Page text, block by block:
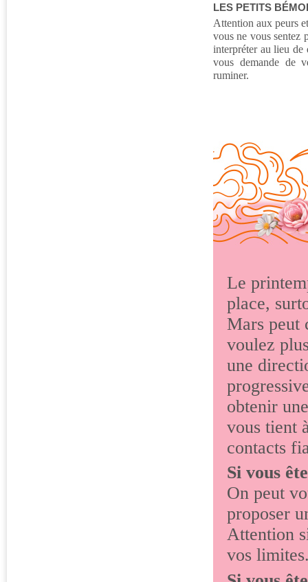
LES PETITS
Attention aux peurs
vous ne vous sentez
interpréter au lieu de
vous demande de
ruminer.
Le
place,
Mars peut
voulez
une
obtenir
vous tient
contacts
Si vous
On peut
proposer
Attention
vos